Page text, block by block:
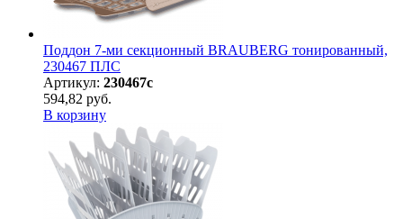
Поддон 7-ми секционный BRAUBERG тонированный,
230467 ПЛС
Артикул: 230467с
594,82 руб.
В корзину